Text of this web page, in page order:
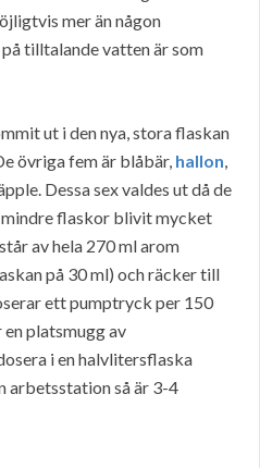
mer än någon
tilltalande vatten är som
ut i den nya, stora flaskan
övriga fem är blåbär, hallon,
Dessa sex valdes ut då de
flaskor blivit mycket
av hela 270 ml arom
på 30 ml) och räcker till
ett pumptryck per 150
platsmugg av
i en halvlitersflaska
arbetsstation så är 3-4